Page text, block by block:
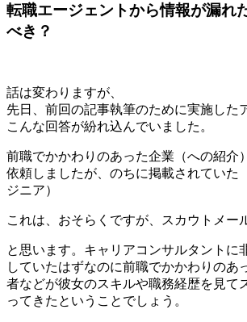
転職エージェントから情報が漏れ
べき？
話は変わりますが、
先日、前回の記事執筆のために実施した
こんな回答が紛れ込んでいました。
前職でかかわりのあった企業（への紹介
依頼しましたが、のちに掲載されてい
ジニア）
これは、おそらくですが、 スカウトメー
と思います。キャリアコンサルタントに
していたはずなのに前職でかかわりのあ
者などが彼女のスキルや職務経歴を見て
ってきたということでしょう。